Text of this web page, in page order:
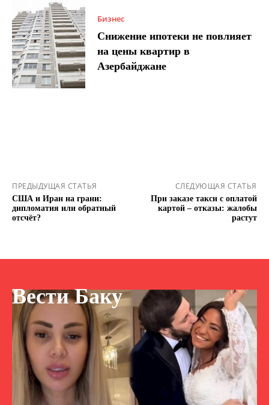
Бизнес
Снижение ипотеки не повлияет
на цены квартир в
Азербайджане
ПРЕДЫДУЩАЯ СТАТЬЯ
США и Иран на грани:
дипломатия или обратный
отсчёт?
СЛЕДУЮЩАЯ СТАТЬЯ
При заказе такси с оплатой
картой – отказы: жалобы
растут
Вести Баку